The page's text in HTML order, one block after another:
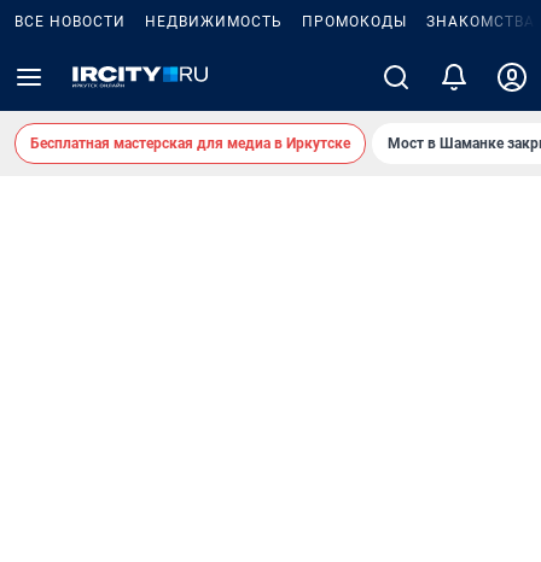
ВСЕ НОВОСТИ НЕДВИЖИМОСТЬ ПРОМОКОДЫ ЗНАКОМСТВА
Бесплатная мастерская для медиа в Иркутске Мост в Шаманке